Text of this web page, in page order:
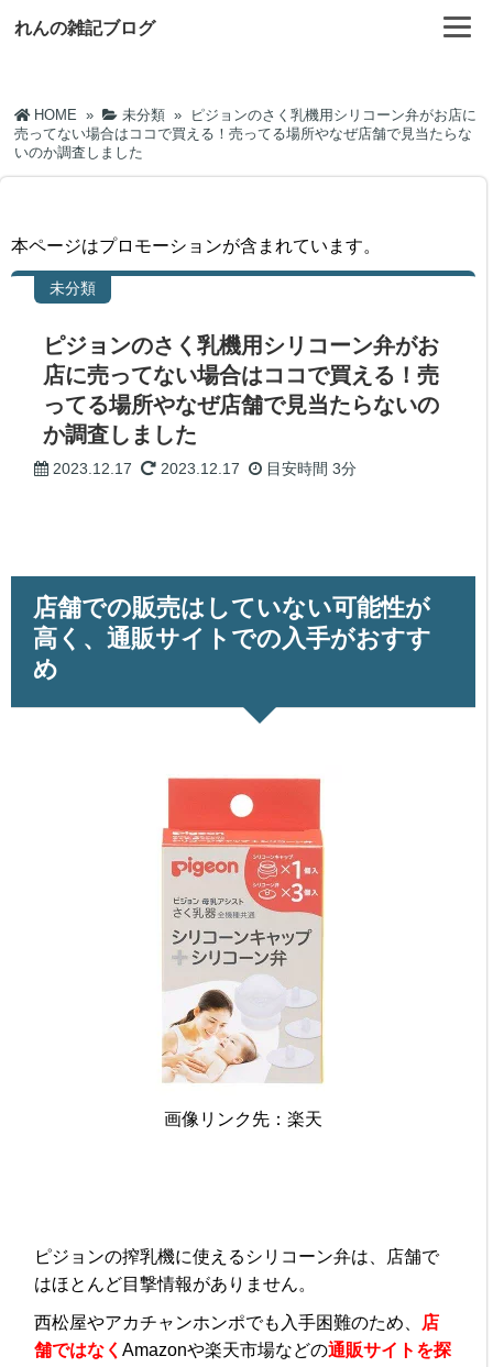
れんの雑記ブログ
HOME » 未分類 »
ピジョンのさく乳機用シリコーン弁がお店に
売ってない場合はココで買える！売ってる場所やなぜ店舗で見当たらな
いのか調査しました
本ページはプロモーションが含まれています。
未分類
ピジョンのさく乳機用シリコーン弁がお
店に売ってない場合はココで買える！売
ってる場所やなぜ店舗で見当たらないの
か調査しました
2023.12.17 2023.12.17 目安時間3分
店舗での販売はしていない可能性が
高く、通販サイトでの入手がおすす
め
画像リンク先：楽天
ピジョンの搾乳機に使えるシリコーン弁は、店舗で
はほとんど目撃情報がありません。
西松屋やアカチャンホンポでも入手困難のため、
店
舗ではなくAmazonや楽天市場などの通販サイトを探